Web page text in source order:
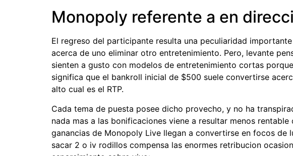
Monopoly referente a en
El regreso del participante resulta una peculiaridad
acerca de uno eliminar otro entretenimiento. Pero, levante
sienten a gusto con modelos de entretenimiento cortas
significa que el bankroll inicial de $500 suele convertirse
alto cual es el RTP.
Cada tema de puesta posee dicho provecho, y no ha
nada mas a las bonificaciones viene a resultar menos
ganancias de Monopoly Live llegan a convertirse en focos
sacar 2 o iv rodillos compensa las enormes retribucion